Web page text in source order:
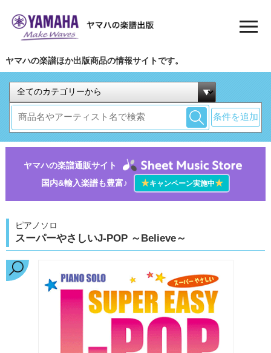
ヤマハの楽譜ほか出版商品の情報サイトです。
条件を追加
ヤマハの楽譜通販サイト
国内&輸入楽譜も豊富♪
★キャンペーン実施中★
ピアノソロ
スーパーやさしいJ-POP ～Believe～